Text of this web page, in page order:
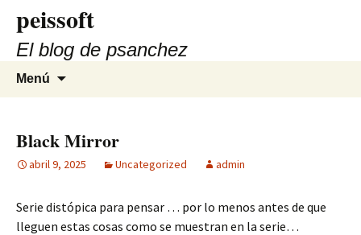
contenido
peissoft
El blog de psanchez
Menú
Black Mirror
abril 9, 2025 Uncategorized admin
Serie distópica para pensar … por lo menos antes de que
lleguen estas cosas como se muestran en la serie…